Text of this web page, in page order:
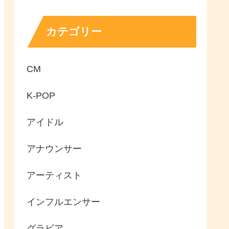
カテゴリー
CM
K-POP
アイドル
アナウンサー
アーティスト
インフルエンサー